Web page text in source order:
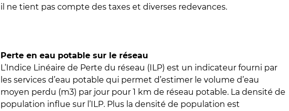
il ne tient pas compte des taxes et diverses redevances.
Perte en eau potable sur le réseau
L’Indice Linéaire de Perte du réseau (ILP) est un indicateur fourni par
les services d’eau potable qui permet d’estimer le volume d’eau
moyen perdu (m3) par jour pour 1 km de réseau potable. La densité de
population influe sur l’ILP. Plus la densité de population est